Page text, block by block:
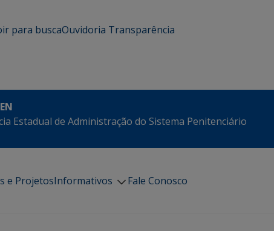
ir para buscaOuvidoria Transparência
Estadual de Administração do Sistema Penitenciário
e ProjetosInformativos
Fale Conosco